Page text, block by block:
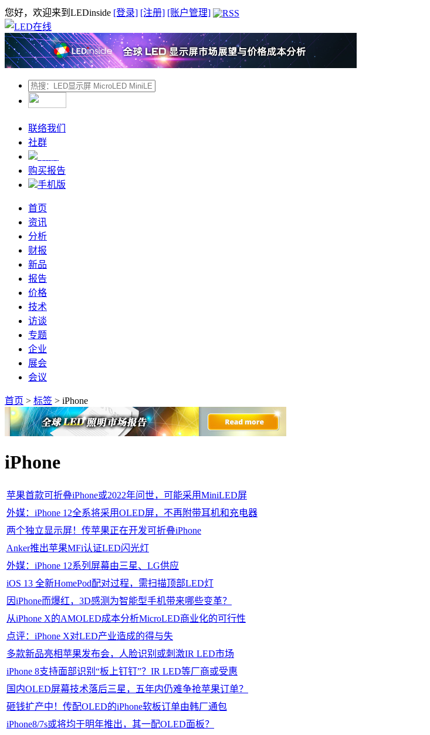
您好，欢迎来到LEDinside [登录] [注册] [账户管理]
联络我们
社群
购买报告
手机版
首页
资讯
分析
财报
新品
报告
价格
技术
访谈
专题
企业
展会
会议
首页 > 标签 > iPhone
iPhone
苹果首款可折叠iPhone或2022年问世，可能采用MiniLED屏
外媒：iPhone 12全系将采用OLED屏，不再附带耳机和充电器
两个独立显示屏！传苹果正在开发可折叠iPhone
Anker推出苹果MFi认证LED闪光灯
外媒：iPhone 12系列屏幕由三星、LG供应
iOS 13 全新HomePod配对过程，需扫描顶部LED灯
因iPhone而爆红，3D感测为智能型手机带来哪些变革？
从iPhone X的AMOLED成本分析MicroLED商业化的可行性
点评：iPhone X对LED产业造成的得与失
多款新品亮相苹果发布会，人脸识别或刺激IR LED市场
iPhone 8支持面部识别“板上钉钉”？IR LED等厂商或受惠
国内OLED屏幕技术落后三星，五年内仍难争抢苹果订单？
砸钱扩产中！传配OLED的iPhone软板订单由韩厂通包
iPhone8/7s或将均于明年推出，其一配OLED面板？